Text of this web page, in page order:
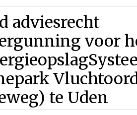
adviesrecht
voor
te Uden